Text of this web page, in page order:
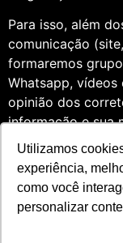
Utilizamos
experiência,
como você
personalizar
Para isso, além
comunicação
formaremos
Whatsapp, vídeos
opinião dos
informação e sua
Somos
Jornalismo e
uma análise de
entendemos que
relevância e